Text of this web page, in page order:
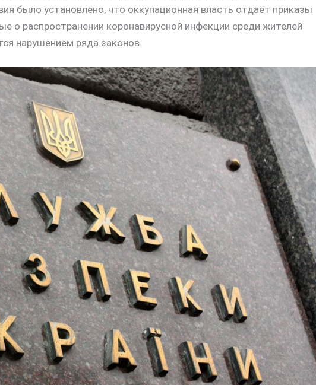
было установлено, что оккупационная власть отдаёт приказы
о распространении коронавирусной инфекции среди жителей
нарушением ряда законов.